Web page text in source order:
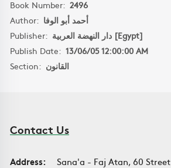
Book Number: 2496
Author: أحمد أبو الوفا
Publisher:
دار النهضة العربية [Egypt]
Publish Date: 13/06/05 12:00:00 AM
Section: القانون
Contact Us
Address:
Sana'a - Faj Atan, 60 Street